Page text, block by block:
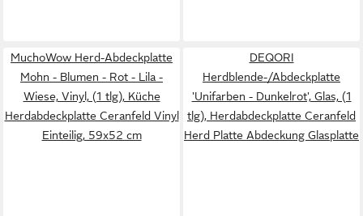
MuchoWow Herd-Abdeckplatte
Mohn - Blumen - Rot - Lila -
Wiese, Vinyl, (1 tlg), Küche
Herdabdeckplatte Ceranfeld Vinyl
Einteilig, 59x52 cm
DEQORI
Herdblende-/Abdeckplatte
'Unifarben - Dunkelrot', Glas, (1
tlg), Herdabdeckplatte Ceranfeld
Herd Platte Abdeckung Glasplatte